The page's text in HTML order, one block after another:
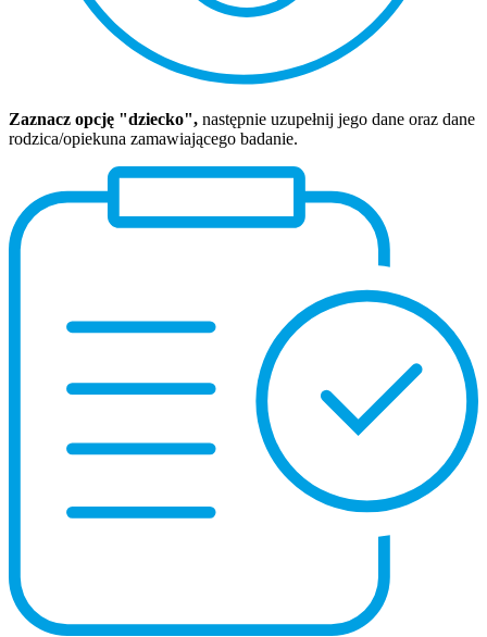
Zaznacz opcję "dziecko", następnie uzupełnij jego dane oraz dane
rodzica/opiekuna zamawiającego badanie.